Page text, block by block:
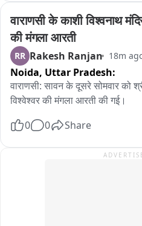
वाराणसी के काशी विश्वनाथ
की मंगला आरती
RR Rakesh Ranjan 18m
Noida, Uttar Pradesh:
वाराणसी: सावन के दूसरे सोमवार को
विश्वेश्वर की मंगला आरती की गई।
0 0 Share